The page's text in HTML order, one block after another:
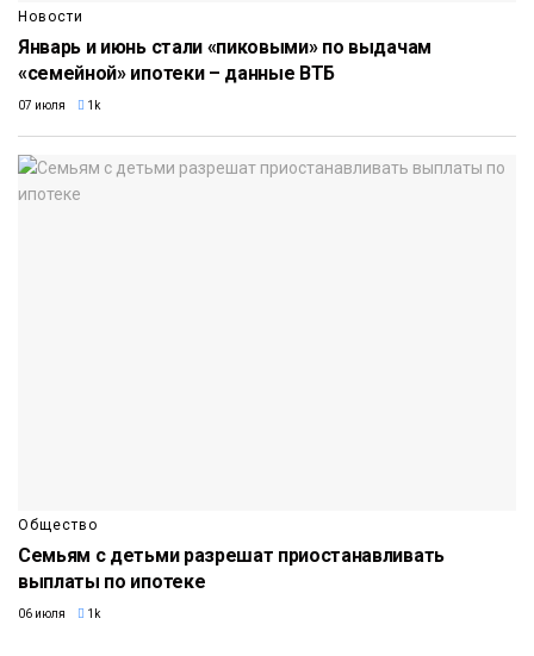
Новости
Январь и июнь стали «пиковыми» по выдачам
«семейной» ипотеки – данные ВТБ
07 июля 1k
Общество
Семьям с детьми разрешат приостанавливать
выплаты по ипотеке
06 июля 1k